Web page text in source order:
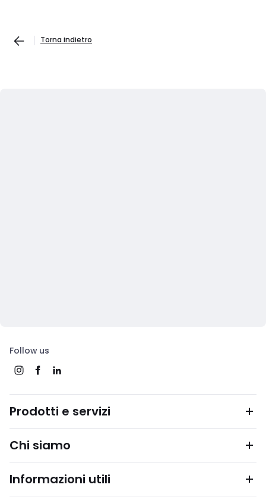
Torna indietro
Follow us
Prodotti e servizi
Chi siamo
Informazioni utili